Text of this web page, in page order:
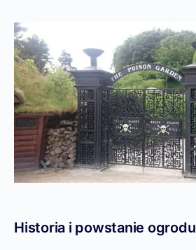
Historia i powstanie ogrodu